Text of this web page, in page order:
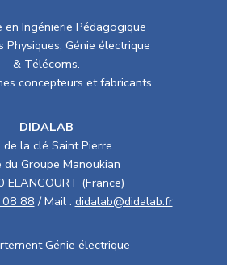
en Ingénierie Pédagogique
Physiques, Génie électrique
& Télécoms.
concepteurs et fabricants.
DIDALAB
de la clé Saint Pierre
du Groupe Manoukian
ELANCOURT (France)
88 / Mail : didalab@didalab.fr
Génie électrique